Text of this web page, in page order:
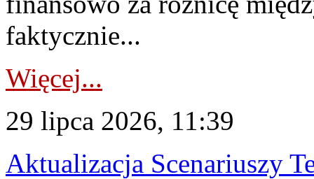
faktycznie...
Więcej...
29 lipca 2026, 11:39
Aktualizacja Scenariuszy